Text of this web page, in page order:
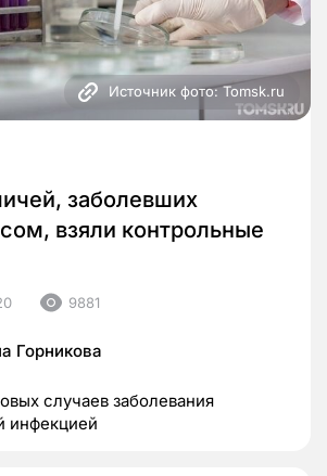
Источник фото: Tomsk.ru
заболевших
взяли контрольные
9881
Горникова
случаев заболевания
инфекцией